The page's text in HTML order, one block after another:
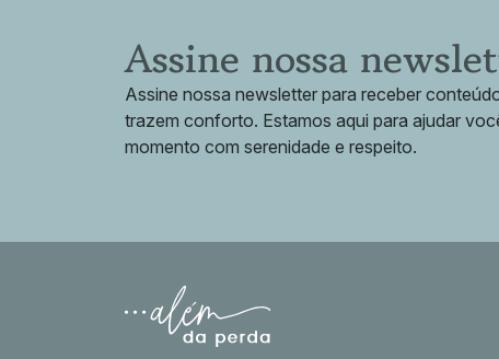
Assine nossa
Assine nossa newsletter para receber
trazem conforto. Estamos aqui para ajudar
momento com serenidade e respeito.